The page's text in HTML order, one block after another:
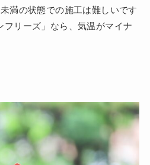
満の状態での施工は難しいです
フリーズ」なら、気温がマイナ